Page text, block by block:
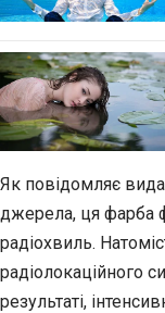
Як повідомляє
джерела, ця фарба
радіохвиль.
радіолокаційного
результаті,